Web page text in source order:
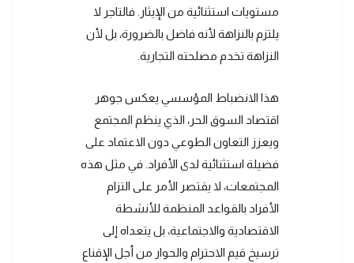
مستويات استثنائية من الإيثار. فالتاجر لا
يلتزم بالنزاهة لأنه فاضل بالضرورة، بل لأن
النزاهة تخدم مصلحته التجارية.
هذا الانضباط المؤسسي يعكس جوهر
اقتصاد السوق الحر، الذي ينظم المجتمع
ويعزز التعاون الطوعي دون الاعتماد على
فضيلة استثنائية لدى الأفراد. في مثل هذه
المجتمعات، لا يقتصر الأمر على التزام
الأفراد بالقواعد المنظمة للأنشطة
الاقتصادية والاجتماعية، بل يتعداه إلى
ترسيخ قيم الاحترام والحوار من أجل الإقناع